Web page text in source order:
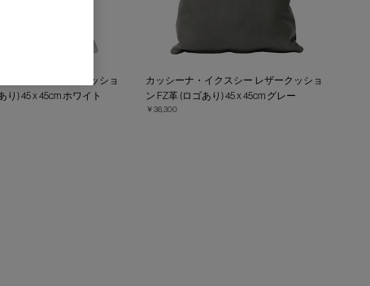
クスシー レザークッショ
り) 45 x 45cm ホワイト
カッシーナ・イクスシー レザークッショ
ン FZ革 (ロゴあり) 45 x 45cm グレー
￥36,300